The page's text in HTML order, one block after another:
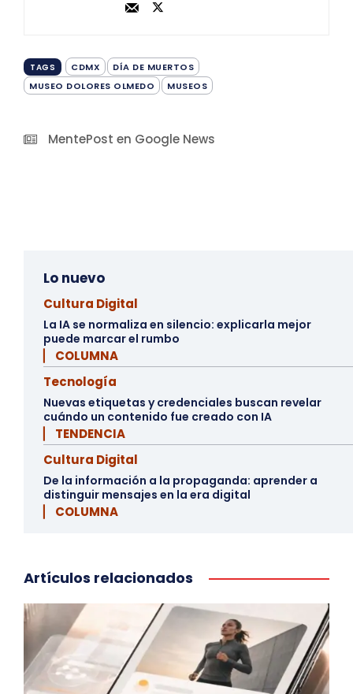
TAGS CDMX
DÍA DE MUERTOS
MUSEO DOLORES OLMEDO
MUSEOS
MentePost en Google News
Lo nuevo
Cultura Digital
La IA se normaliza en silencio: explicarla mejor
puede marcar el rumbo
▏ COLUMNA
Tecnología
Nuevas etiquetas y credenciales buscan revelar
cuándo un contenido fue creado con IA
▏ TENDENCIA
Cultura Digital
De la información a la propaganda: aprender a
distinguir mensajes en la era digital
▏ COLUMNA
Artículos relacionados